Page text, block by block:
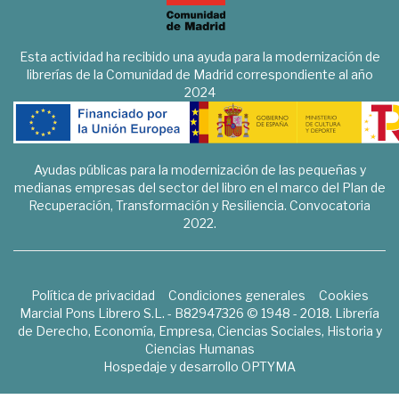
Esta actividad ha recibido una ayuda para la modernización de
librerías de la Comunidad de Madrid correspondiente al año
2024
Ayudas públicas para la modernización de las pequeñas y
medianas empresas del sector del libro en el marco del Plan de
Recuperación, Transformación y Resiliencia. Convocatoria
2022.
Política de privacidad Condiciones generales
Cookies
Marcial Pons Librero S.L. - B82947326 © 1948 - 2018. Librería
de Derecho, Economía, Empresa, Ciencias Sociales, Historia y
Ciencias Humanas
Hospedaje y desarrollo OPTYMA